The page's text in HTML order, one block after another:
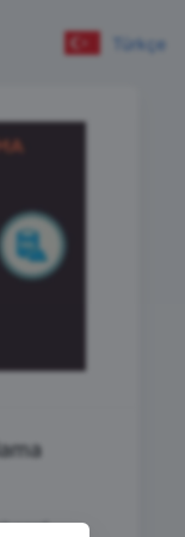
Türkçe